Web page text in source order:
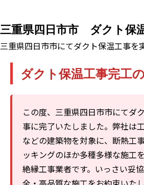
三重県四日市市 ダクト保
三重県四日市市にてダクト保温工事を
ダクト保温工事完工
この度、三重県四日市市にてダ
事に完了いたしました。弊社は
などの建築物を対象に、断熱工
ッキングのほか多種多様な施工
絶縁工事業者です。いっさい妥